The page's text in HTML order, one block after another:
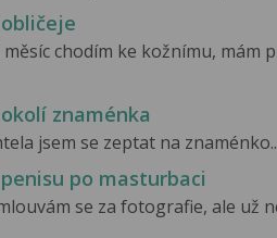
chodím ke kožnímu, mám
znaménka
jsem se zeptat na
po masturbaci
se za fotografie, ale už